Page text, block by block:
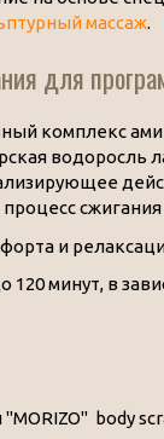
массаж.
для
комплекс
водоросль
и
120 минут, в
body